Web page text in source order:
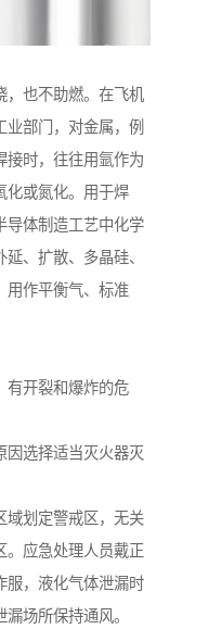
，也不助燃。在飞机
部门，对金属，例
接时，往往用氩作为
化或氮化。用于焊
导体制造工艺中化学
、扩散、多晶硅、
用作平衡气、标准
有开裂和爆炸的危
因选择适当灭火器灭
域划定警戒区，无关
。应急处理人员戴正
服，液化气体泄漏时
场所保持通风。